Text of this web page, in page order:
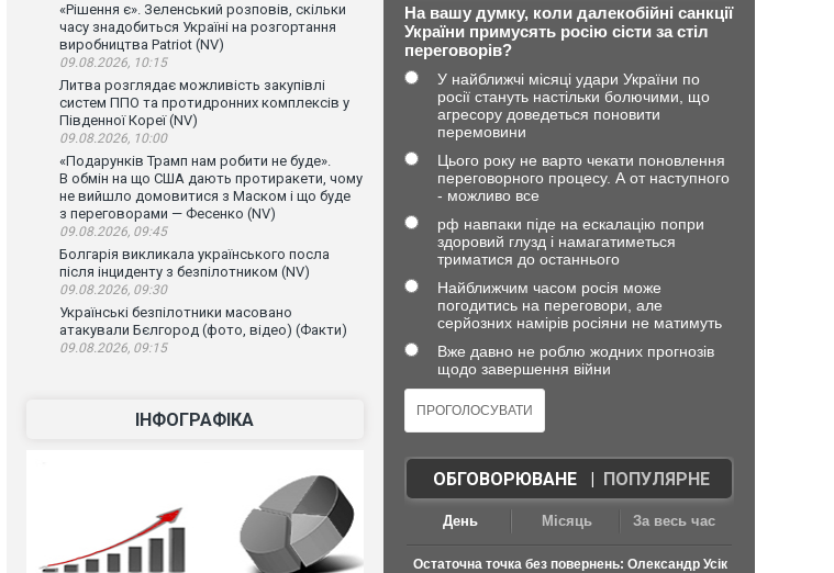
«Рішення є». Зеленський розповів, скільки
часу знадобиться Україні на розгортання
виробництва Patriot (NV)
09.08.2026, 10:15
Литва розглядає можливість закупівлі
систем ППО та протидронних комплексів у
Південної Кореї (NV)
09.08.2026, 10:00
«Подарунків Трамп нам робити не буде».
В обмін на що США дають протиракети, чому
не вийшло домовитися з Маском і що буде
з переговорами — Фесенко (NV)
09.08.2026, 09:45
Болгарія викликала українського посла
після інциденту з безпілотником (NV)
09.08.2026, 09:30
Українські безпілотники масовано
атакували Бєлгород (фото, відео) (Факти)
09.08.2026, 09:15
ІНФОГРАФІКА
На вашу думку, коли далекобійні санкції
України примусять росію сісти за стіл
переговорів?
У найближчі місяці удари України по
росії стануть настільки болючими, що
агресору доведеться поновити
перемовини
Цього року не варто чекати поновлення
переговорного процесу. А от наступного
- можливо все
рф навпаки піде на ескалацію попри
здоровий глузд і намагатиметься
триматися до останнього
Найближчим часом росія може
погодитись на переговори, але
серйозних намірів росіяни не матимуть
Вже давно не роблю жодних прогнозів
щодо завершення війни
ОБГОВОРЮВАНЕ| ПОПУЛЯРНЕ
День Місяць За весь час
Остаточна точка без повернень: Олександр Усік